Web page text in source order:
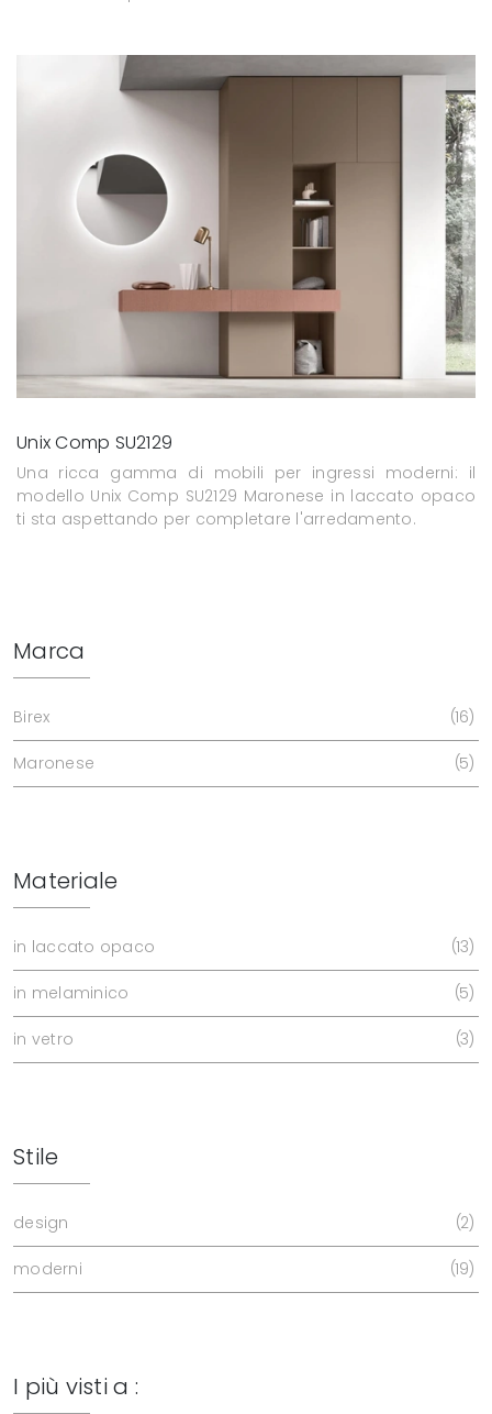
Unix Comp SU2129
Una ricca gamma di mobili per ingressi moderni: il
modello Unix Comp SU2129 Maronese in laccato opaco
ti sta aspettando per completare l'arredamento.
Marca
Birex 16
Maronese 5
Materiale
in laccato opaco 13
in melaminico 5
in vetro 3
Stile
design 2
moderni 19
I più visti a :